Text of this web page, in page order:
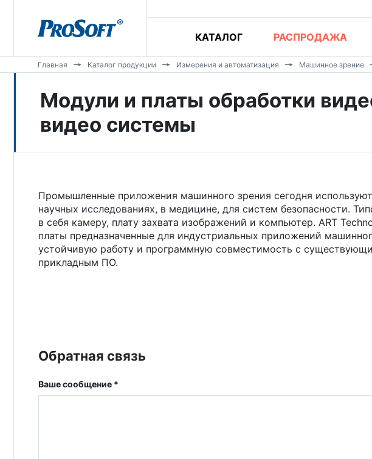
КАТАЛОГ РАСПРОДАЖА
Главная Каталог продукции Измерения и автоматизация Машинное зрение
Модули и платы обработки
видео системы
Промышленные приложения машинного зрения сегодня
научных исследованиях, в медицине, для систем безопасности.
в себя камеру, плату захвата изображений и компьютер. ART
платы предназначенные для индустриальных приложений
устойчивую работу и программную совместимость с
прикладным ПО.
Обратная связь
Ваше сообщение *